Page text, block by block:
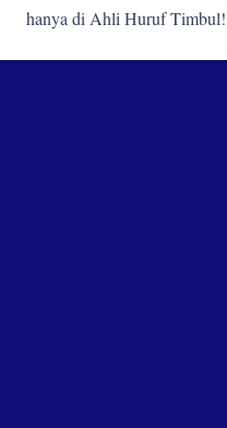
hanya di Ahli Huruf Timbul!